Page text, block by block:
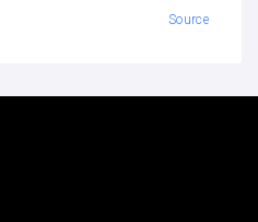
Source